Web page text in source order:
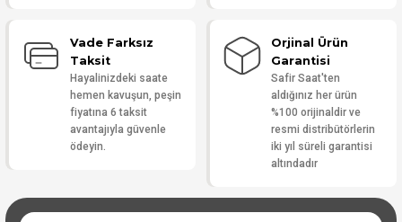
Vade Farksız
Taksit
Hayalinizdeki saate
hemen kavuşun, peşin
fiyatına 6 taksit
avantajıyla güvenle
ödeyin.
Orjinal Ürün
Garantisi
Safir Saat'ten
aldığınız her ürün
%100 orijinaldir ve
resmi distribütörlerin
iki yıl süreli garantisi
altındadır